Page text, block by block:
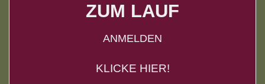
ZUM LAUF
ANMELDEN
KLICKE HIER!